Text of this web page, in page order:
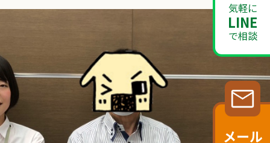
気軽に
LINE
で相談
メール